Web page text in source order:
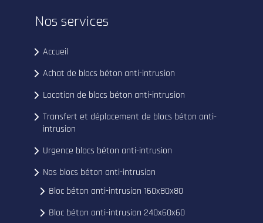
Nos services
Accueil
Achat de blocs béton anti-intrusion
Location de blocs béton anti-intrusion
Transfert et déplacement de blocs béton anti-
intrusion
Urgence blocs béton anti-intrusion
Nos blocs béton anti-intrusion
Bloc béton anti-intrusion 160x80x80
Bloc béton anti-intrusion 240x60x60